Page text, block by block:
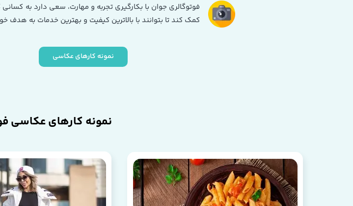
فوتوگالری جوان با بکارگیری تجربه و مهارت، سعی دارد به
کمک کند تا بتوانند با بالاترین کیفیت و بهترین خدمات به هدف
نمونه کارهای عکاسی
نمونه کارهای عکاسی